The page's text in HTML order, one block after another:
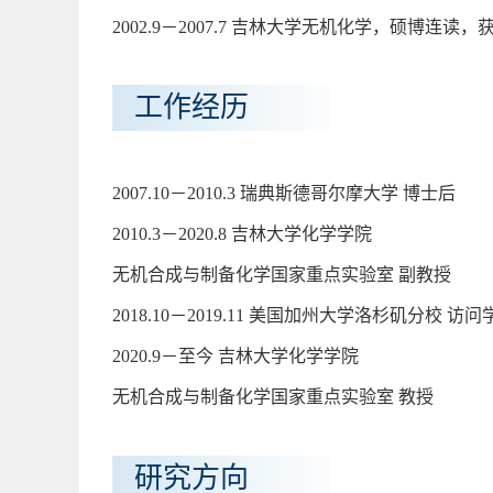
2002.9－2007.7 吉林大学无机化学，硕博连读，
工作经历
2007.10－2010.3 瑞典斯德哥尔摩大学 博士后
2010.3－2020.8 吉林大学化学学院
无机合成与制备化学国家重点实验室 副教授
2018.10－2019.11 美国加州大学洛杉矶分校 访问
2020.9－至今 吉林大学化学学院
无机合成与制备化学国家重点实验室 教授
研究方向